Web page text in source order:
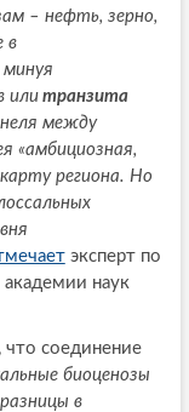
– нефть, зерно,
в
илитранзита
между
«амбициозная,
региона. Но
эксперт по
наук
что соединение
биоценозы
в